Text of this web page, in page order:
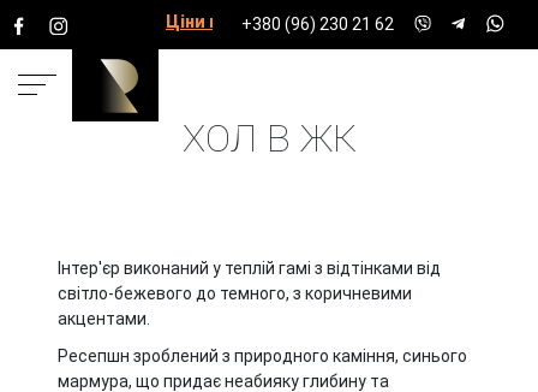
Ціни на послуги+380 (96) 230 21 62
ПРОЕКТИ ХОЛИ, МОЛИ, ПАРКІНГ
ХОЛ В ЖК
Інтер'єр виконаний у теплій гамі з відтінками від
світло-бежевого до темного, з коричневими
акцентами.
Ресепшн зроблений з природного каміння, синього
мармура, що придає неабияку глибину та